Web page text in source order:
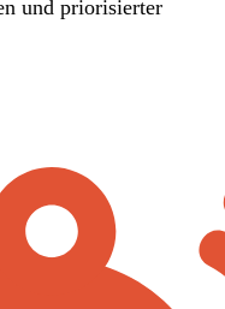
und priorisierter